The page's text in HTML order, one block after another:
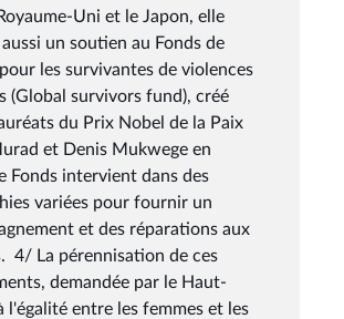
Uni et le Japon, elle
un soutien au Fonds de
les survivantes de violences
(Global survivors fund), créé
du Prix Nobel de la Paix
et Denis Mukwege en
Fonds intervient dans des
variées pour fournir un
et des réparations aux
4/ La pérennisation de ces
demandée par le Haut-
l'égalité entre les femmes et les